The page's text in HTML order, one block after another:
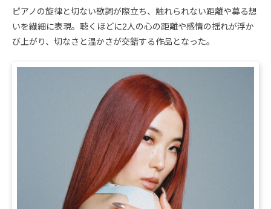
ピアノの旋律と切ない歌詞が際立ち、触れられない距離や募る想
いを繊細に表現。聴くほどに2人の心の距離や感情の揺れが浮か
び上がり、切なさと温かさが交錯する作品となった。